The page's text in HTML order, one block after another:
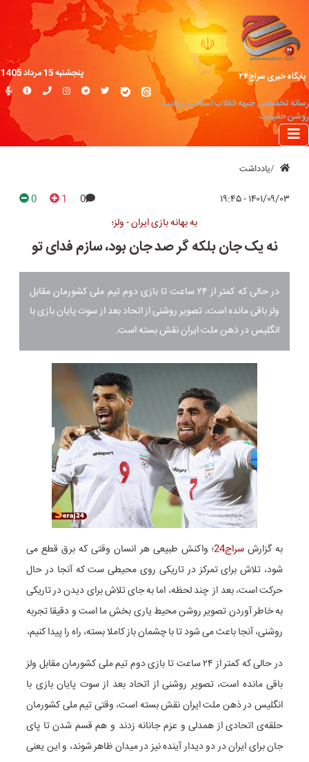
پایگاه خبری سراج۲۴
رسانه تخصصی جبهه انقلاب اسلامی؛ روایت
روشن حقیقت
پنجشنبه 15 مرداد 1405
یادداشت
۱۴۰۱/۰۹/۰۳ - ۱۹:۴۵ 0
1
0
به بهانه بازی ایران - ولز؛
نه یک جان بلکه گر صد جان بود، سازم فدای تو
در حالی که کمتر از ۲۴ ساعت تا بازی دوم تیم ملی کشورمان مقابل
ولز باقی مانده است، تصویر روشنی از اتحاد بعد از سوت پایان بازی با
انگلیس در ذهن ملت ایران نقش بسته است.
به گزارشسراج24
؛ واکنش طبیعی هر انسان وقتی که برق قطع می
شود، تلاش برای تمرکز در تاریکی روی محیطی ست که آنجا در حال
حرکت است، بعد از چند لحظه، اما به جای تلاش برای دیدن در تاریکی
به خاطر آوردن تصویر روشن محیط یاری بخش ما است و دقیقا تجربه
روشنی، آنجا باعث می شود تا با چشمان باز کاملا بسته، راه را پیدا کنیم،
در حالی که کمتر از ۲۴ ساعت تا بازی دوم تیم ملی کشورمان مقابل ولز
باقی مانده است، تصویر روشنی از اتحاد بعد از سوت پایان بازی با
انگلیس در ذهن ملت ایران نقش بسته است، وقتی تیم ملی کشورمان
حلقه‌ی اتحادی از همدلی و عزم جانانه زدند و هم قسم شدن تا پای
جان برای ایران در دو دیدار آینده نیز در میدان ظاهر شوند، و این یعنی